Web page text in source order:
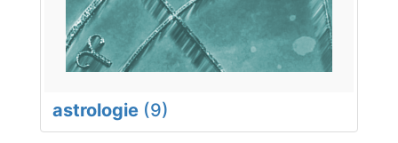
astrologie (9)